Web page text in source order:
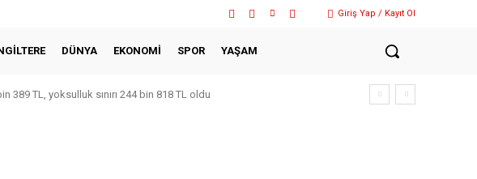
Giriş Yap / Kayıt Ol
DÜNYA EKONOMİ SPOR YAŞAM
389 TL, yoksulluk sınırı 244 bin 818 TL oldu